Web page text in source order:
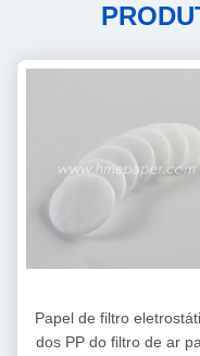
Papel de filtro
dos PP do filtro de ar